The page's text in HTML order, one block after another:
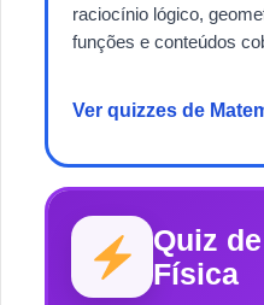
raciocínio lógico,
funções e conteúdos
Ver quizzes de
Quiz de
Física